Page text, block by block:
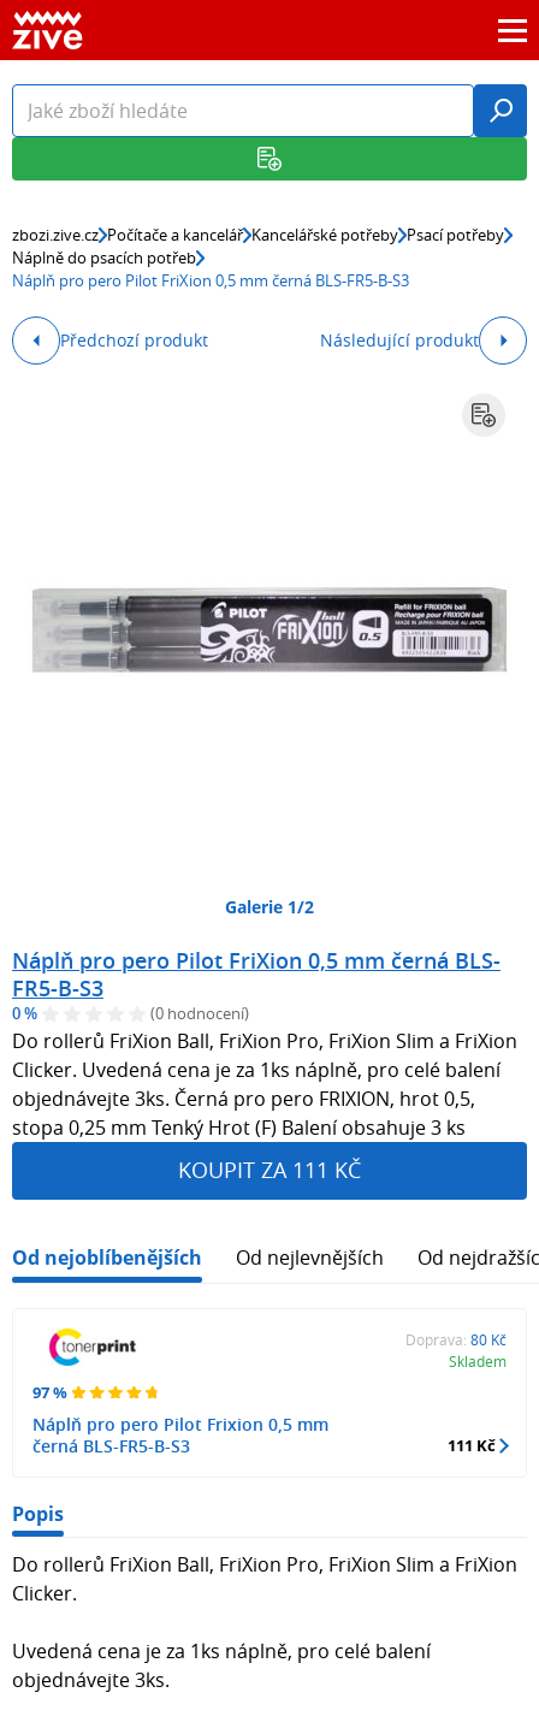
zbozi.zive.cz Počítače a kancelář Kancelářské potřeby Psací potřeby
Náplně do psacích potřeb
Náplň pro pero Pilot FriXion 0,5 mm černá BLS-FR5-B-S3
Předchozí produkt Následující produkt
Galerie 1/2
Náplň pro pero Pilot FriXion 0,5 mm černá BLS-
FR5-B-S3
0 % (0 hodnocení)
Do rollerů FriXion Ball, FriXion Pro, FriXion Slim a FriXion
Clicker. Uvedená cena je za 1ks náplně, pro celé balení
objednávejte 3ks. Černá pro pero FRIXION, hrot 0,5,
stopa 0,25 mm Tenký Hrot (F) Balení obsahuje 3 ks
KOUPIT ZA 111 KČ
Od nejoblíbenějších Od nejlevnějších Od
97 %
Náplň pro pero Pilot Frixion 0,5 mm
černá BLS-FR5-B-S3
Doprava: 80 Kč
Skladem
111 Kč
Popis
Do rollerů FriXion Ball, FriXion Pro, FriXion Slim a FriXion
Clicker.
Uvedená cena je za 1ks náplně, pro celé balení
objednávejte 3ks.